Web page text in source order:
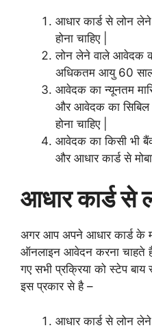
आधार कार्ड से लोन लेने
होना चाहिए |
लोन लेने वाले आवेदक
अधिकतम आयु 60 साल
आवेदक का न्यूनतम
और आवेदक का
होना चाहिए |
आवेदक का किसी भी बैंक
और आधार कार्ड से
आधार कार्ड से
अगर आप अपने आधार कार्ड के
ऑनलाइन आवेदन करना चाहते
गए सभी प्रक्रिया को स्टेप बाय
इस प्रकार से है –
आधार कार्ड से लोन